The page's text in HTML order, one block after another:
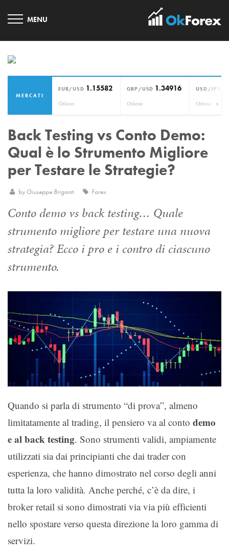
MERCATI
EUR/USD 1.15582
Chiuso
GBP/USD 1.34916
Chiuso
USD/JPY
Chiuso ›
Back Testing vs Conto Demo:
Qual è lo Strumento Migliore
per Testare le Strategie?
by Giuseppe Briganti Forex
Conto demo vs back testing… Quale
strumento migliore per testare una nuova
strategia? Ecco i pro e i contro di ciascuno
strumento.
Quando si parla di strumento “di prova”, almeno
limitatamente al trading, il pensiero va al conto demo
e al back testing. Sono strumenti validi, ampiamente
utilizzati sia dai principianti che dai trader con
esperienza, che hanno dimostrato nel corso degli anni
tutta la loro validità. Anche perché, c’è da dire, i
broker retail si sono dimostrati via via più efficienti
nello spostare verso questa direzione la loro gamma di
servizi.